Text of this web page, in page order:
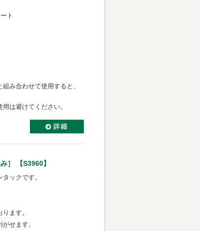
ト
み合わせて使用すると、
は避けてください。
］ 【S3960】
ックです。
ます。
せます。